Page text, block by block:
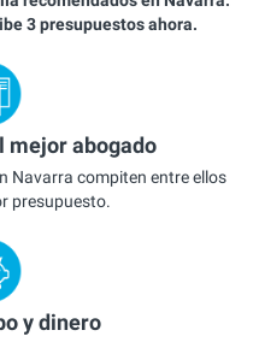
3 presupuestos ahora.
mejor abogado
Navarra compiten entre ellos
presupuesto.
y dinero